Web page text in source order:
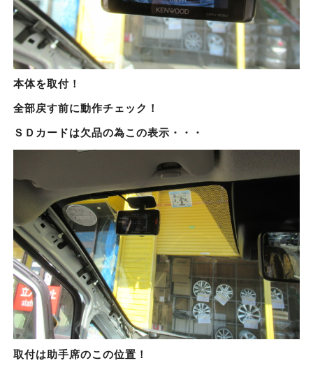
本体を取付！
全部戻す前に動作チェック！
ＳＤカードは欠品の為この表示・・・
取付は助手席のこの位置！